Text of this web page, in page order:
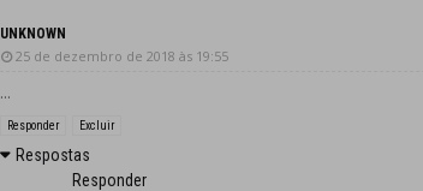
UNKNOWN
25 de dezembro de 2018 às 19:55
...
Responder Excluir
Respostas
Responder